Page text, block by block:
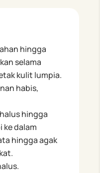
hingga
selama
kulit lumpia.
habis,
hingga
ke dalam
hingga agak